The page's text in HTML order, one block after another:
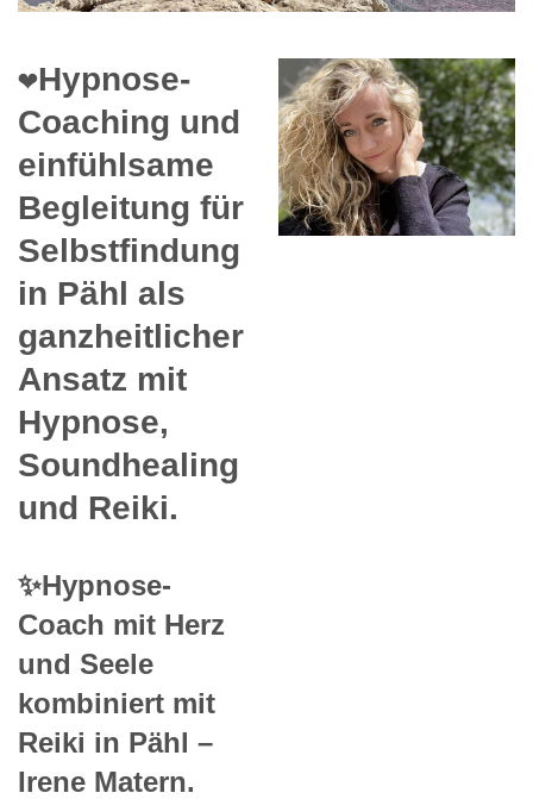
❤️Hypnose-
Coaching und
einfühlsame
Begleitung für
Selbstfindung
in Pähl als
ganzheitlicher
Ansatz mit
Hypnose,
Soundhealing
und Reiki.
✨Hypnose-
Coach mit Herz
und Seele
kombiniert mit
Reiki in Pähl –
Irene Matern.